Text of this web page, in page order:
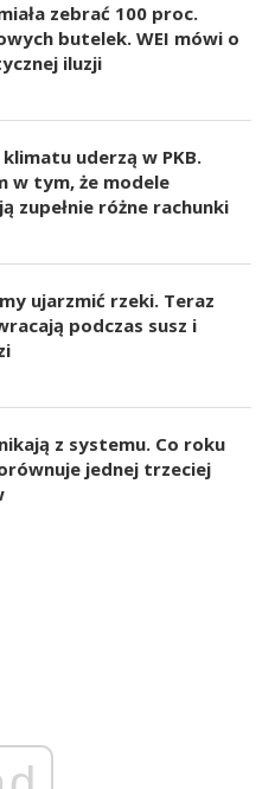
zebrać 100 proc.
butelek. WEI mówi o
iluzji
uderzą w PKB.
w tym, że modele
zupełnie różne rachunki
ujarzmić rzeki. Teraz
podczas susz i
z systemu. Co roku
jednej trzeciej